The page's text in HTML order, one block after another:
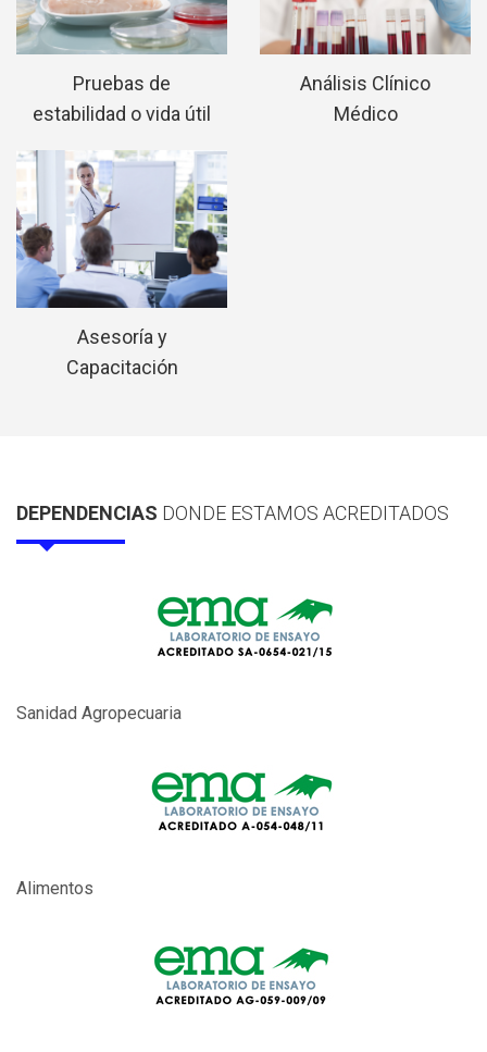
Pruebas de
estabilidad o vida útil
Análisis Clínico
Médico
Asesoría y
Capacitación
DEPENDENCIAS DONDE ESTAMOS ACREDITADOS
Sanidad Agropecuaria
Alimentos